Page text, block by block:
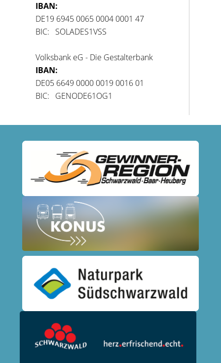
IBAN:
DE19 6945 0065 0004 0001 47
BIC: SOLADES1VSS
Volksbank eG - Die Gestalterbank
IBAN:
DE05 6649 0000 0019 0016 01
BIC: GENODE61OG1